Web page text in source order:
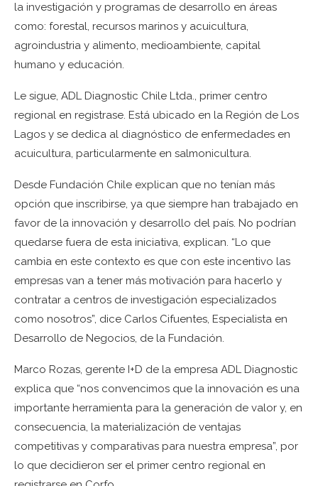
la investigación y programas de desarrollo en áreas
como: forestal, recursos marinos y acuicultura,
agroindustria y alimento, medioambiente, capital
humano y educación.
Le sigue, ADL Diagnostic Chile Ltda., primer centro
regional en registrase. Está ubicado en la Región de Los
Lagos y se dedica al diagnóstico de enfermedades en
acuicultura, particularmente en salmonicultura.
Desde Fundación Chile explican que no tenían más
opción que inscribirse, ya que siempre han trabajado en
favor de la innovación y desarrollo del país. No podrían
quedarse fuera de esta iniciativa, explican. “Lo que
cambia en este contexto es que con este incentivo las
empresas van a tener más motivación para hacerlo y
contratar a centros de investigación especializados
como nosotros”, dice Carlos Cifuentes, Especialista en
Desarrollo de Negocios, de la Fundación.
Marco Rozas, gerente I+D de la empresa ADL Diagnostic
explica que “nos convencimos que la innovación es una
importante herramienta para la generación de valor y, en
consecuencia, la materialización de ventajas
competitivas y comparativas para nuestra empresa”, por
lo que decidieron ser el primer centro regional en